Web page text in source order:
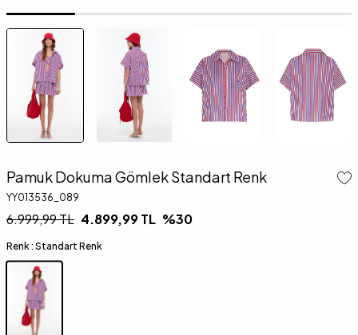
Pamuk Dokuma Gömlek Standart Renk
YY013536_089
6.999,99TL 4.899,99TL %30
Renk : Standart Renk